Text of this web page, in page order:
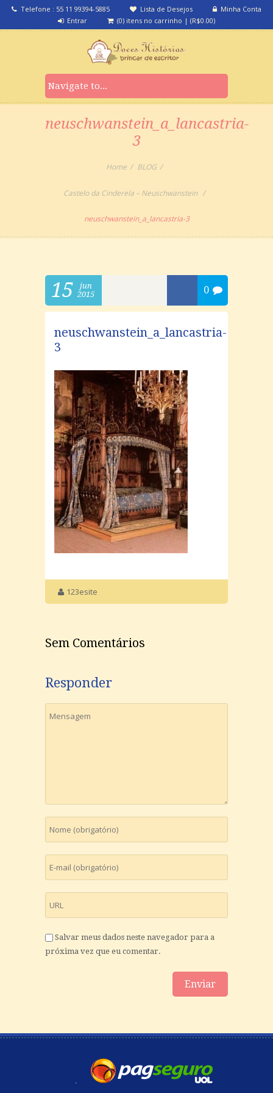
Telefone : 55 11 99394-5885 Lista de Desejos
Minha Conta
Entrar
(0) itens no carrinho | (R$0.00)
neuschwanstein_a_lancastria-
3
Home BLOG
Castelo da Cinderela – Neuschwanstein
neuschwanstein_a_lancastria-3
15
jun
2015
0
neuschwanstein_a_lancastria-
3
123esite
Sem Comentários
Responder
Salvar meus dados neste navegador para a
próxima vez que eu comentar.